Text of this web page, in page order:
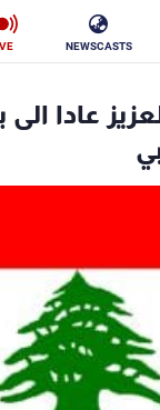
NEWSCASTS
عادا
رياضة